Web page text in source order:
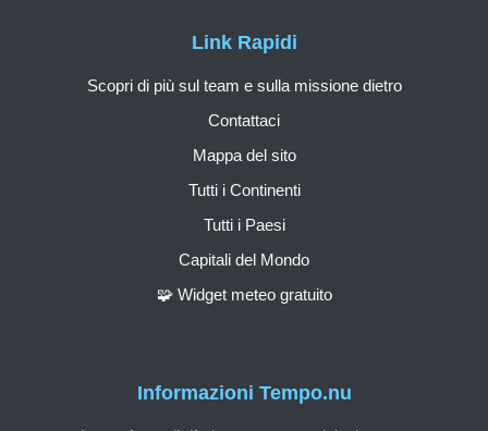
Informazioni Tempo.nu
Link Rapidi
Scopri di più sul team e sulla missione dietro
Contattaci
Mappa del sito
Tutti i Continenti
Tutti i Paesi
Capitali del Mondo
🧩 Widget meteo gratuito